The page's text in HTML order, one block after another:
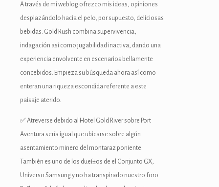
A través de mi weblog ofrezco mis ideas, opiniones
desplazándolo hacia el pelo, por supuesto, deliciosas
bebidas. Gold Rush combina supervivencia,
indagación así­ como jugabilidad inactiva, dando una
experiencia envolvente en escenarios bellamente
concebidos. Empieza su búsqueda ahora así­ como
enteran una riqueza escondida referente a este
paisaje aterido.
✅ Atreverse debido al Hotel Gold River sobre Port
Aventura serí­a igual que ubicarse sobre algún
asentamiento minero del montaraz poniente.
También es uno de los dueí±os de el Conjunto GX,
Universo Samsung y no ha transpirado nuestro foro